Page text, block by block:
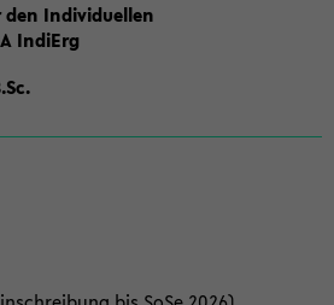
Individuellen
IndiErg